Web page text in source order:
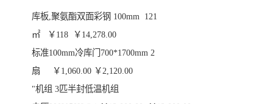
库板,聚氨酯双面彩钢 100mm 121
㎡ ￥118 ￥14,278.00
标准100mm冷库门700*1700mm 2
扇 ￥1,060.00 ￥2,120.00
"机组 3匹半封低温机组